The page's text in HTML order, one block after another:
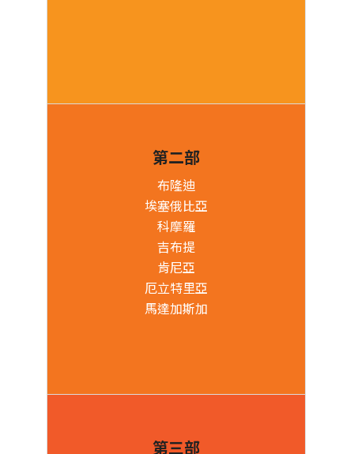
第二部
布隆迪
埃塞俄比亞
科摩羅
吉布提
肯尼亞
厄立特里亞
馬達加斯加
第三部